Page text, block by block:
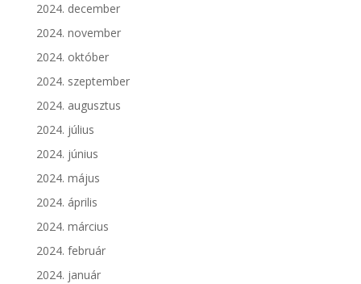
2024. december
2024. november
2024. október
2024. szeptember
2024. augusztus
2024. július
2024. június
2024. május
2024. április
2024. március
2024. február
2024. január